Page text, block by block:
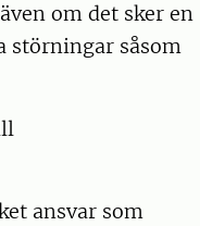
om det sker en
störningar såsom
ansvar som